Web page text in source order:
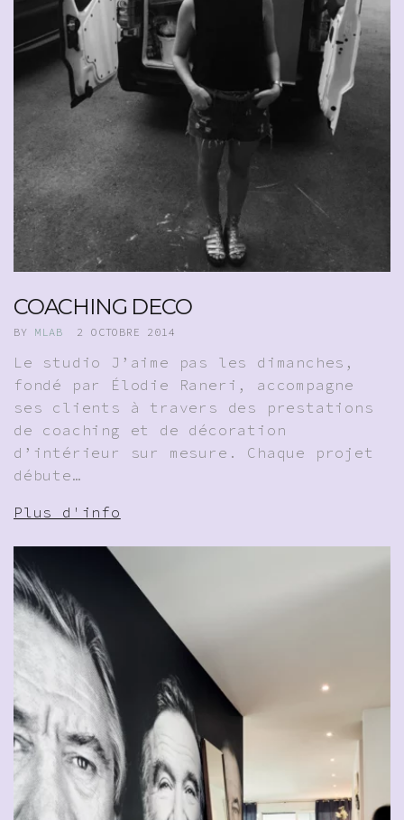
COACHING DECO
BY MLAB 2 OCTOBRE 2014
Le studio J’aime pas les dimanches,
fondé par Élodie Raneri, accompagne
ses clients à travers des prestations
de coaching et de décoration
d’intérieur sur mesure. Chaque projet
débute…
Plus d'info